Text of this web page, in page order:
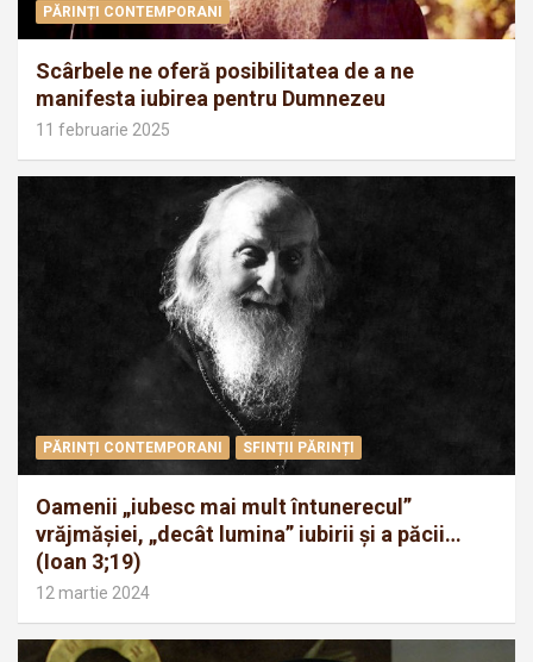
PĂRINȚI CONTEMPORANI
Scârbele ne oferă posibilitatea de a ne
manifesta iubirea pentru Dumnezeu
11 februarie 2025
PĂRINȚI CONTEMPORANI SFINȚII PĂRINȚI
Oamenii „iubesc mai mult întunerecul”
vrăjmăşiei, „decât lumina” iubirii şi a păcii…
(Ioan 3;19)
12 martie 2024